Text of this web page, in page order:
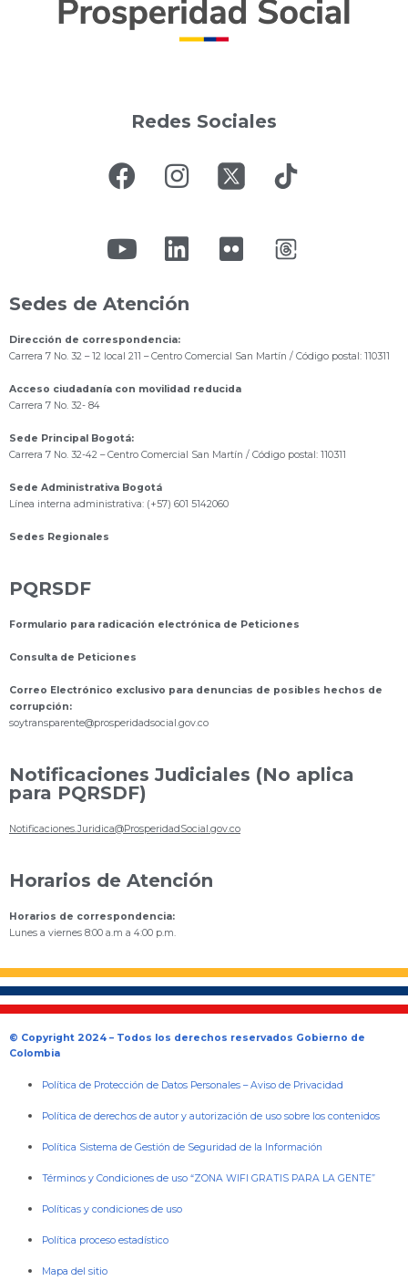
Redes Sociales
Sedes de Atención
Dirección de correspondencia:
Carrera 7 No. 32 – 12 local 211 – Centro Comercial San Martín / Código postal: 110311
Acceso ciudadanía con movilidad reducida
Carrera 7 No. 32- 84
Sede Principal Bogotá:
Carrera 7 No. 32-42 – Centro Comercial San Martín / Código postal: 110311
Sede Administrativa Bogotá
Línea interna administrativa: (+57) 601 5142060
Sedes Regionales
PQRSDF
Formulario para radicación electrónica de Peticiones
Consulta de Peticiones
Correo Electrónico exclusivo para denuncias de posibles hechos de
corrupción:
soytransparente@prosperidadsocial.gov.co
Notificaciones Judiciales (No aplica
para PQRSDF)
Notificaciones.Juridica@ProsperidadSocial.gov.co
Horarios de Atención
Horarios de correspondencia:
Lunes a viernes 8:00 a.m a 4:00 p.m.
© Copyright 2024 – Todos los derechos reservados Gobierno de
Colombia
Política de Protección de Datos Personales –Aviso de Privacidad
Política de derechos de autor y autorización de uso sobre los contenidos
Política Sistema de Gestión de Seguridad de la Información
Términos y Condiciones de uso “ZONA WIFI GRATIS PARA LA GENTE”
Políticas y condiciones de uso
Política proceso estadístico
Mapa del sitio